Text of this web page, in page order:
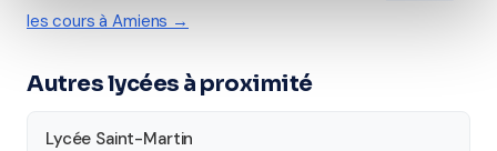
les cours à Amiens →
Autres lycées à proximité
Lycée Saint-Martin